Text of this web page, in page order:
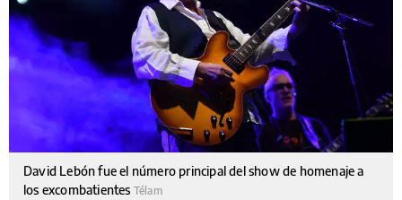
David Lebón fue el número principal del show de homenaje a
los excombatientes Télam